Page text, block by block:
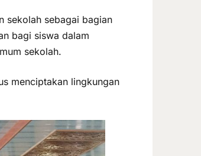
sekolah sebagai bagian
bagi siswa dalam
sekolah.
menciptakan lingkungan